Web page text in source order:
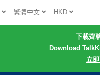
繁體中文 HKD
下載齊
Download
立